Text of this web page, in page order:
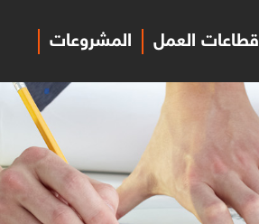
المشروعات قطاعات العمل